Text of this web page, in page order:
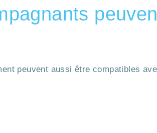
peuvent aussi être compatibles